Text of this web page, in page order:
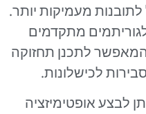
מעמיקות יותר.
מתקדמים
המאפשר לתכנן תחזוקה
לכישלונות.
לבצע אופטימיזציה